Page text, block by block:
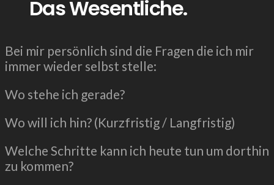
Das Wesentliche.
Bei mir persönlich sind die Fragen die ich mir
immer wieder selbst stelle:
Wo stehe ich gerade?
Wo will ich hin? (Kurzfristig / Langfristig)
Welche Schritte kann ich heute tun um dorthin
zu kommen?